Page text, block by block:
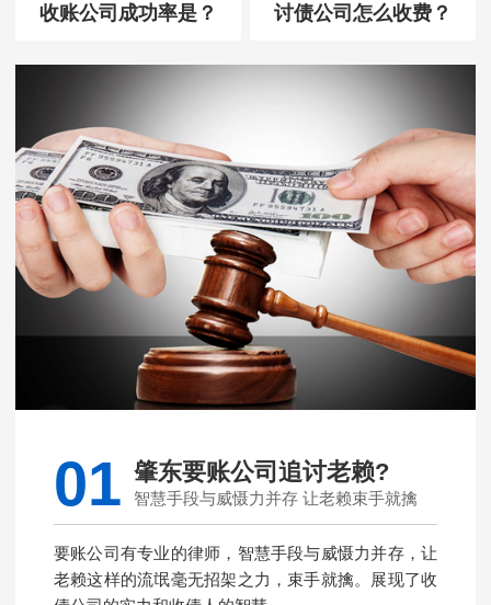
收账公司成功率是？ 讨债公司怎么收费？
01 肇东要账公司追讨老赖?
智慧手段与威慑力并存 让老赖束手就擒
要账公司有专业的律师，智慧手段与威慑力并存，让
老赖这样的流氓毫无招架之力，束手就擒。展现了收